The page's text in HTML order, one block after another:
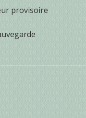
provisoire